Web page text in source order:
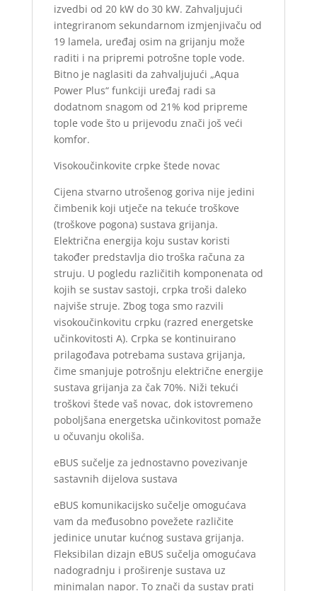
izvedbi od 20 kW do 30 kW. Zahvaljujući
integriranom sekundarnom izmjenjivaču od
19 lamela, uređaj osim na grijanju može
raditi i na pripremi potrošne tople vode.
Bitno je naglasiti da zahvaljujući „Aqua
Power Plus“ funkciji uređaj radi sa
dodatnom snagom od 21% kod pripreme
tople vode što u prijevodu znači još veći
komfor.
Visokoučinkovite crpke štede novac
Cijena stvarno utrošenog goriva nije jedini
čimbenik koji utječe na tekuće troškove
(troškove pogona) sustava grijanja.
Električna energija koju sustav koristi
također predstavlja dio troška računa za
struju. U pogledu različitih komponenata od
kojih se sustav sastoji, crpka troši daleko
najviše struje. Zbog toga smo razvili
visokoučinkovitu crpku (razred energetske
učinkovitosti A). Crpka se kontinuirano
prilagođava potrebama sustava grijanja,
čime smanjuje potrošnju električne energije
sustava grijanja za čak 70%. Niži tekući
troškovi štede vaš novac, dok istovremeno
poboljšana energetska učinkovitost pomaže
u očuvanju okoliša.
eBUS sučelje za jednostavno povezivanje
sastavnih dijelova sustava
eBUS komunikacijsko sučelje omogućava
vam da međusobno povežete različite
jedinice unutar kućnog sustava grijanja.
Fleksibilan dizajn eBUS sučelja omogućava
nadogradnju i proširenje sustava uz
minimalan napor. To znači da sustav prati